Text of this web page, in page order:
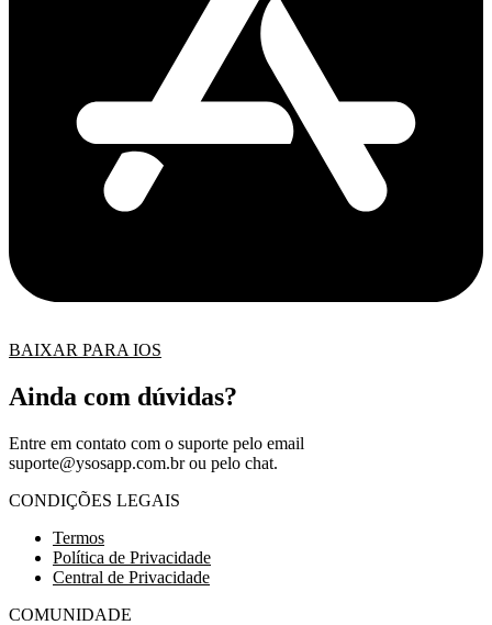
BAIXAR PARA IOS
Ainda com dúvidas?
Entre em contato com o suporte pelo email
suporte@ysosapp.com.brou pelo chat.
CONDIÇÕES LEGAIS
Termos
Política de Privacidade
Central de Privacidade
COMUNIDADE